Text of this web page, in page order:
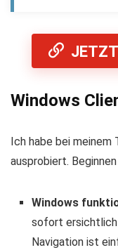
Windows
Ich habe bei
ausprobiert.
Windows
sofort ersichtlich
Navigation ist